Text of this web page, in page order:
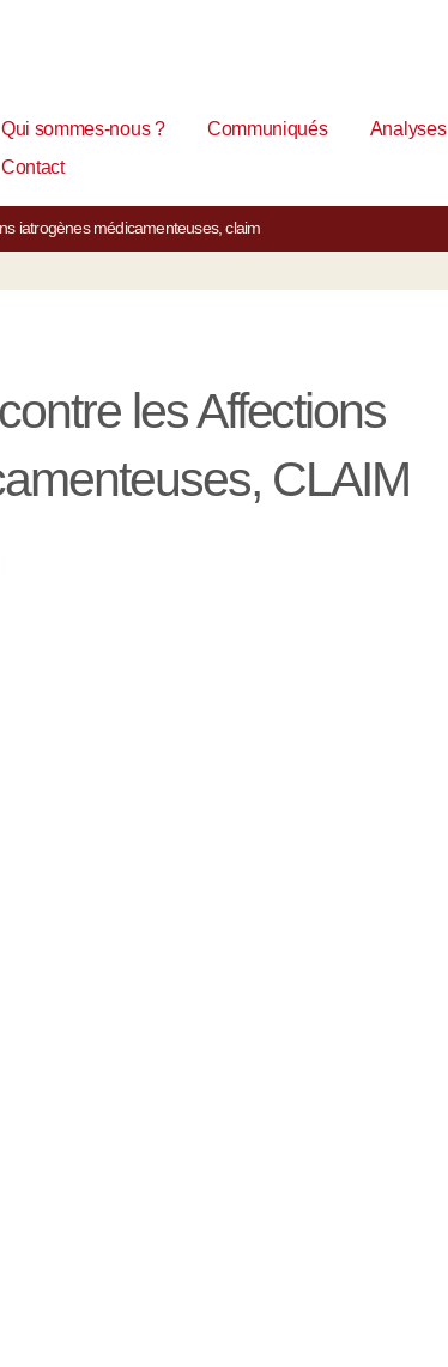
Qui sommes-nous ? Communiqués Analyses
Contact
iatrogènes médicamenteuses, claim
les Affections
CLAIM